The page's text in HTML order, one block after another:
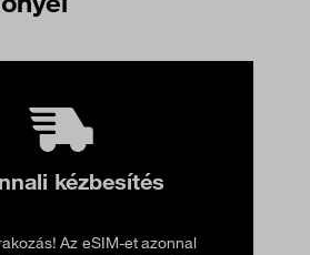
kézbesítés
Az eSIM-et azonnal